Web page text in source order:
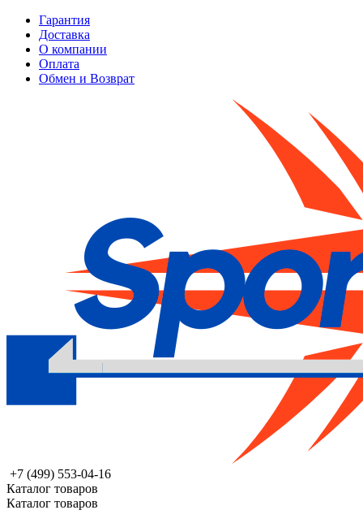
Гарантия
Доставка
О компании
Оплата
Обмен и Возврат
+7 (499) 553-04-16
Каталог товаров
Каталог товаров